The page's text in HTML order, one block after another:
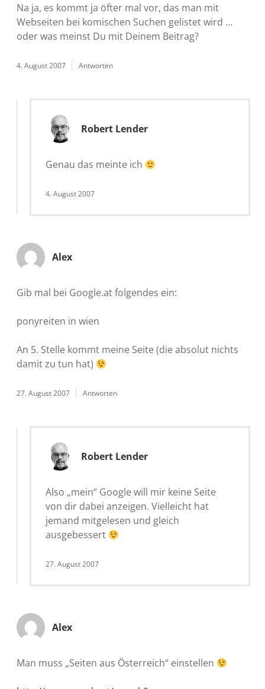
Na ja, es kommt ja öfter mal vor, das man mit
Webseiten bei komischen Suchen gelistet wird …
oder was meinst Du mit Deinem Beitrag?
4. August 2007 Antworten
Robert Lender
Genau das meinte ich
4. August 2007
Alex
Gib mal bei Google.at folgendes ein:
ponyreiten in wien
An 5. Stelle kommt meine Seite (die absolut nichts
damit zu tun hat)
27. August 2007 Antworten
Robert Lender
Also „mein“ Google will mir keine Seite
von dir dabei anzeigen. Vielleicht hat
jemand mitgelesen und gleich
ausgebessert
27. August 2007
Alex
Man muss „Seiten aus Österreich“ einstellen